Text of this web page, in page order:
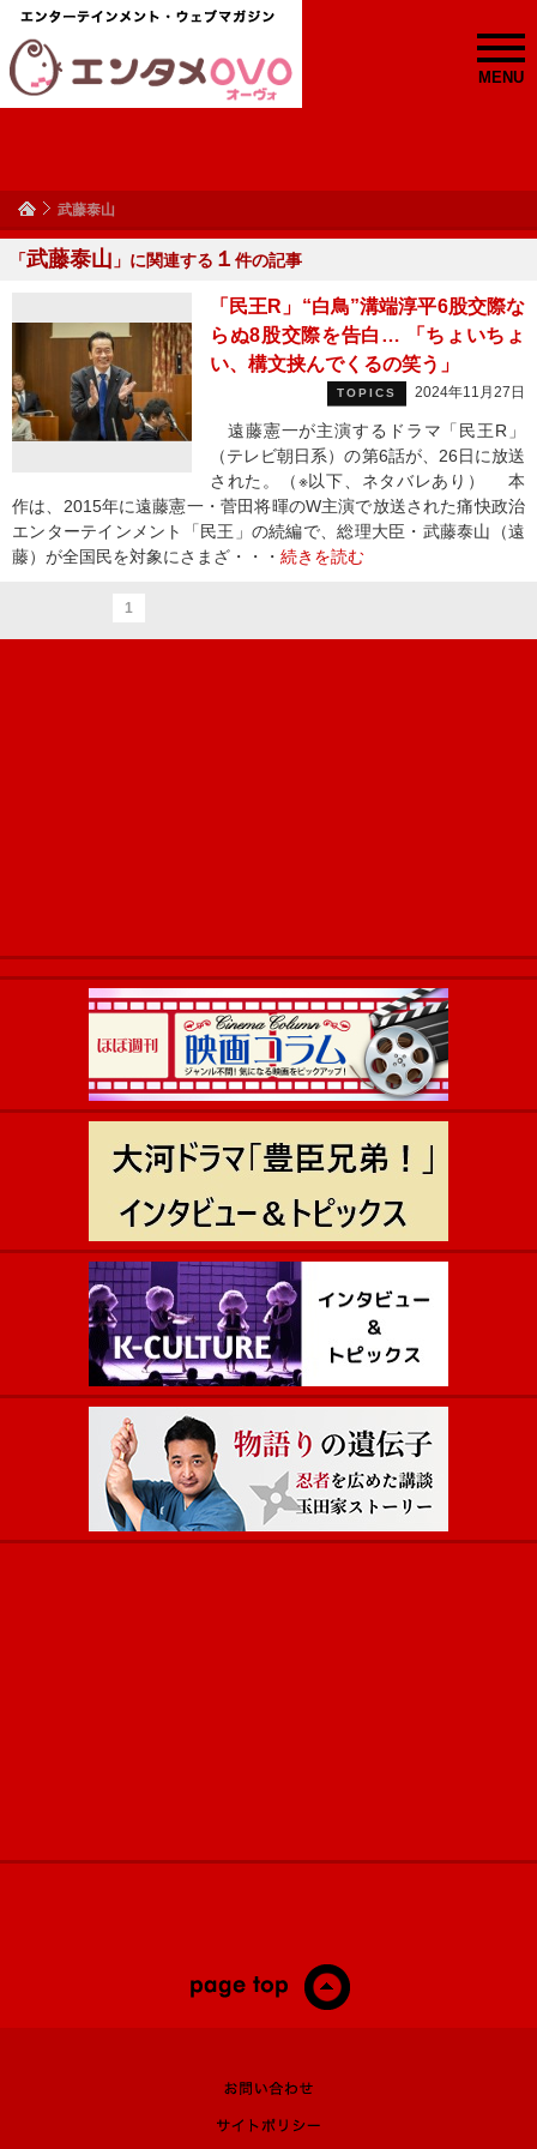
MENU
武藤泰山
「武藤泰山 」に関連する １ 件の記事
「民王R」“白鳥”溝端淳平6股交際な
らぬ8股交際を告白… 「ちょいちょ
い、構文挟んでくるの笑う」
TOPICS 2024年11月27日
遠藤憲一が主演するドラマ「民王R」
（テレビ朝日系）の第6話が、26日に放送
された。（※以下、ネタバレあり） 本
作は、2015年に遠藤憲一・菅田将暉のW主演で放送された痛快政治
エンターテインメント「民王」の続編で、総理大臣・武藤泰山（遠
藤）が全国民を対象にさまざ・・・ 続きを読む
1